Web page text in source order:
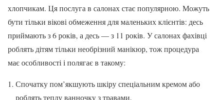
хлопчикам. Ця послуга в салонах стає популярною. Можуть
бути тільки вікові обмеження для маленьких клієнтів: десь
приймають з 6 років, а десь — з 11 років. У салонах фахівці
роблять дітям тільки необрізний манікюр, тож процедура
має особливості і полягає в такому:
Спочатку пом’якшують шкіру спеціальним кремом або
роблять теплу ванночку з травами.